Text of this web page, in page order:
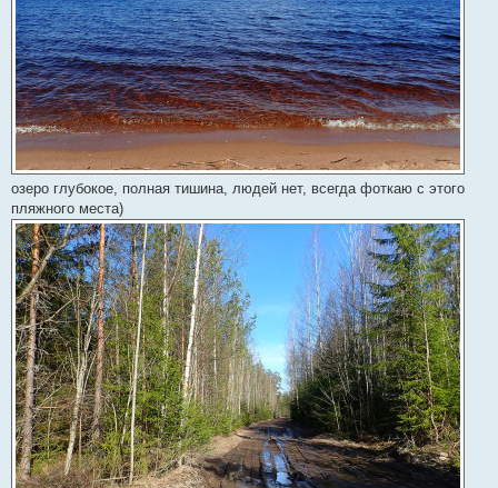
озеро глубокое, полная тишина, людей нет, всегда фоткаю с этого
пляжного места)